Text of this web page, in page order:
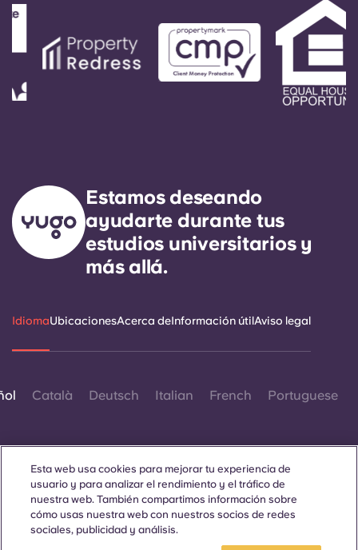
Estamos deseando
ayudarte durante tus
estudios universitarios y
más allá.
IdiomaUbicacionesAcerca deInformación útilAviso legal
Català Deutsch Italian French Portuguese
Contáctanos
Esta web usa cookies para mejorar tu experiencia de
usuario y para analizar el rendimiento y el tráfico de
nuestra web. También compartimos información sobre
cómo usas nuestra web con nuestros socios de redes
sociales, publicidad y análisis.